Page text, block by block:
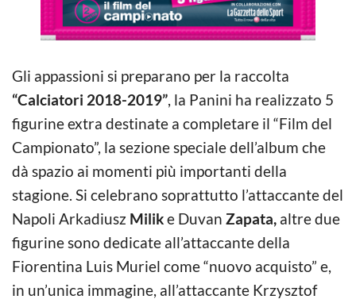
Gli appassioni si preparano per la raccolta
“Calciatori 2018-2019”, la Panini ha realizzato 5
figurine extra destinate a completare il “Film del
Campionato”, la sezione speciale dell’album che
dà spazio ai momenti più importanti della
stagione. Si celebrano soprattutto l’attaccante del
Napoli Arkadiusz Milike Duvan Zapata, altre due
figurine sono dedicate all’attaccante della
Fiorentina Luis Muriel come “nuovo acquisto” e,
in un’unica immagine, all’attaccante Krzysztof